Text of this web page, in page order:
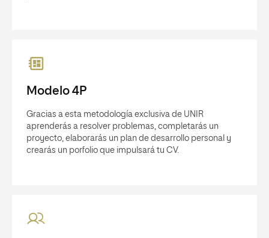
Modelo 4P
Gracias a esta metodología exclusiva de UNIR
aprenderás a resolver problemas, completarás un
proyecto, elaborarás un plan de desarrollo personal y
crearás un porfolio que impulsará tu CV.